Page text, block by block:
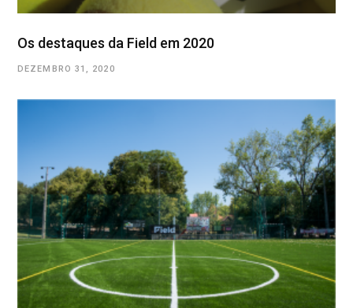
Os destaques da Field em 2020
DEZEMBRO 31, 2020